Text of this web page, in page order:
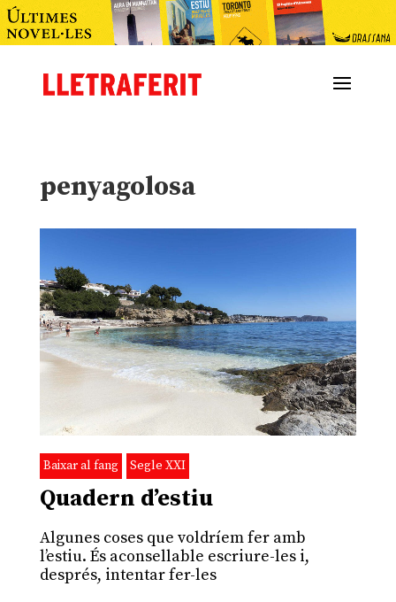
penyagolosa
Baixar al fang Segle XXI
Quadern d’estiu
Algunes coses que voldríem fer amb
l’estiu. És aconsellable escriure-les i,
després, intentar fer-les